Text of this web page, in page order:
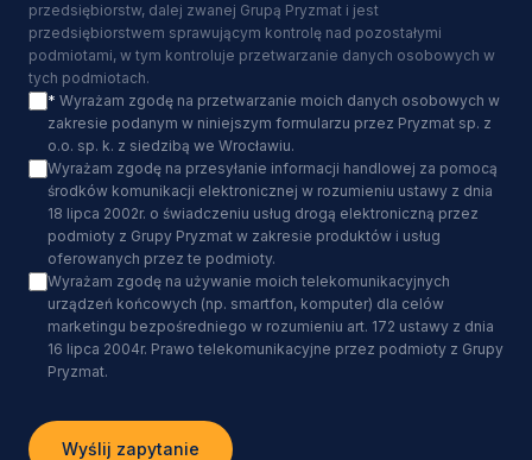
przedsiębiorstw, dalej zwanej Grupą Pryzmat i jest
przedsiębiorstwem sprawującym kontrolę nad pozostałymi
podmiotami, w tym kontroluje przetwarzanie danych osobowych w
tych podmiotach.
* Wyrażam zgodę na przetwarzanie moich danych osobowych w
zakresie podanym w niniejszym formularzu przez Pryzmat sp. z
o.o. sp. k. z siedzibą we Wrocławiu.
Wyrażam zgodę na przesyłanie informacji handlowej za pomocą
środków komunikacji elektronicznej w rozumieniu ustawy z dnia
18 lipca 2002r. o świadczeniu usług drogą elektroniczną przez
podmioty z Grupy Pryzmat w zakresie produktów i usług
oferowanych przez te podmioty.
Wyrażam zgodę na używanie moich telekomunikacyjnych
urządzeń końcowych (np. smartfon, komputer) dla celów
marketingu bezpośredniego w rozumieniu art. 172 ustawy z dnia
16 lipca 2004r. Prawo telekomunikacyjne przez podmioty z Grupy
Pryzmat.
Wyślij zapytanie